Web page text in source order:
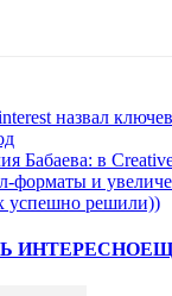
назвал
Бабаева: в
форматы и
успешно решили))
ИНТЕРЕСНО